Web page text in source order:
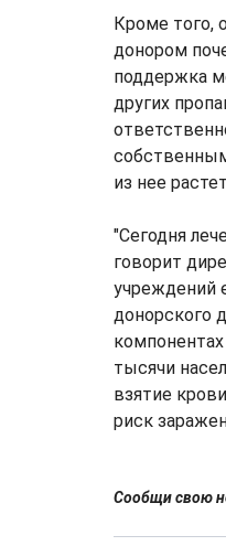
Кроме того,
донором
поддержка
других
из нее
"Сегодня
говорит
учреждений
донорского
тысячи
взятие
риск
Сообщи свою